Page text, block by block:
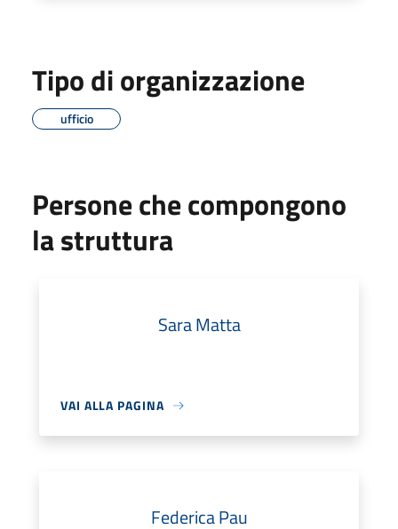
Tipo di organizzazione
ufficio
Persone che compongono
la struttura
Sara Matta
VAI ALLA PAGINA
Federica Pau